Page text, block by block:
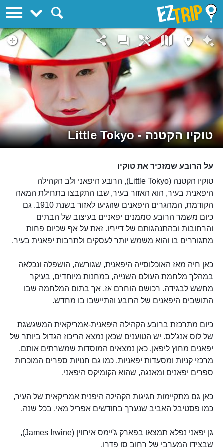
טוקיו הקטנה - Little Tokyo
על הרובע שמזכיר את טוקיו
טוקיו הקטנה (Little Tokyo), הרובע היפאני ולב הקהילה
היפאנית בעיר, הוא האזור בעיר, שבו התקבצו בתחילת המאה
הקודמת, המהגרים היפאנים שהגיעו לאזור בשנת 1910. גם
כיום משמר הרובע סממנים יפאניים בעיצוב של הבתים
והרחובות ובהתנהגותם של דייריו. זאת על אף שכיום פחות
מתגוררים בו והוא משמש יותר לעסקים ולתרבות יפאנית בעיר.
כאן חיה מאז האוכלוסייה היפאנית, שגורשה, הושפלה ונכלאה
במהלך מלחמת העולם השנייה, במחנות מיוחדים, בעיקר
מחשש לבגידה. רכושם הוחרם אז, אך בתום המלחמה שבו
התושבים היפאנים של הרובע והתיישבו בו מחדש.
כיום מתרכזת ברובע הקהילה היפאנית-אמריקאית המשגשגת
של לוס אנג'לס. יש הטוענים שכאן נמצא הריכוז הגדול ביותר של
יפאנים מחוץ ליפאן. כאן נמצאים המוסדות שמשרתים אותם,
מרכזי קניות ומסעדות יפאניות, כמו גם חנויות ספרים המוכרות
ספרים יפאנים ומאנגה, שהוא הקומיקס היפאני.
כאן גם מתקיימות חגיגות הקהילה היפנית אמריקאית של העיר,
כמו פסטיבל האביב שנערך בחודשים אפריל מאי, בכל שנה.
גן יפאני נפלא תמצאו בפארק ג'יימס אירווין (James Irwine),
שבצידו המערבי של רחוב סן פדרו.
EZTrip